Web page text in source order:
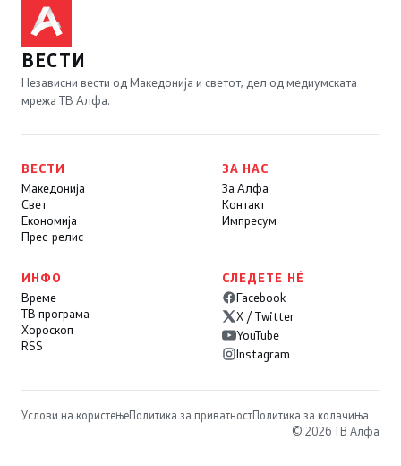
ВЕСТИ
Независни вести од Македонија и светот, дел од медиумската
мрежа ТВ Алфа.
ВЕСТИ
Македонија
Свет
Економија
Прес-релис
ЗА НАС
За Алфа
Контакт
Импресум
ИНФО
Време
ТВ програма
Хороскоп
RSS
СЛЕДЕТЕ НÉ
Facebook
X / Twitter
YouTube
Instagram
Услови на користењеПолитика за приватностПолитика за колачиња
© 2026 ТВ Алфа